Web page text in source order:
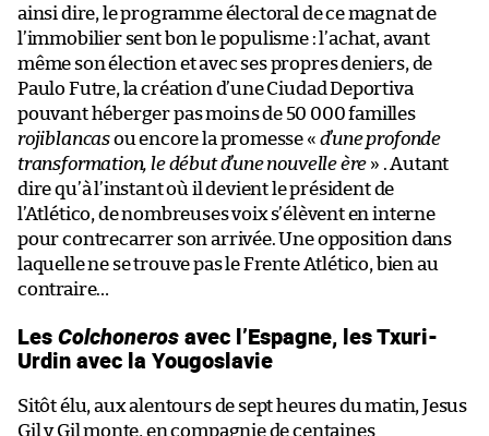
ainsi dire, le programme électoral de ce magnat de
l’immobilier sent bon le populisme : l’achat, avant
même son élection et avec ses propres deniers, de
Paulo Futre, la création d’une Ciudad Deportiva
pouvant héberger pas moins de 50 000 familles
rojiblancasou encore la promesse « d’une profonde
transformation, le début d’une nouvelle ère » . Autant
dire qu’à l’instant où il devient le président de
l’Atlético, de nombreuses voix s’élèvent en interne
pour contrecarrer son arrivée. Une opposition dans
laquelle ne se trouve pas le Frente Atlético, bien au
contraire…
LesColchonerosavec l’Espagne, les Txuri-
Urdin avec la Yougoslavie
Sitôt élu, aux alentours de sept heures du matin, Jesus
Gil y Gil monte, en compagnie de centaines